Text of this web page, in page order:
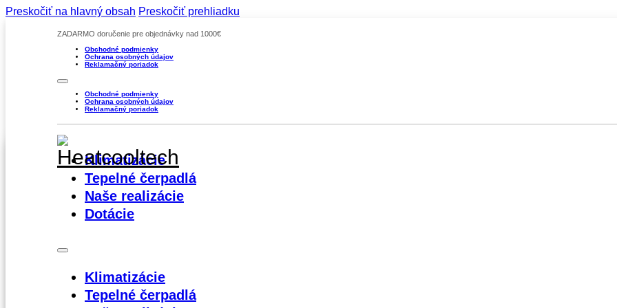
Preskočiť na hlavný obsah Preskočiť prehliadku
ZADARMO doručenie pre objednávky nad 1000€
Obchodné podmienky
Ochrana osobných údajov
Reklamačný poriadok
Obchodné podmienky
Ochrana osobných údajov
Reklamačný poriadok
Klimatizácie
Tepelné čerpadlá
Naše realizácie
Dotácie
Klimatizácie
Tepelné čerpadlá
Klimatizácia AUX M2-18LCLH – multisplit
1240,00€
1009.76 € bez DPH
Doručenie do 5-7 dní